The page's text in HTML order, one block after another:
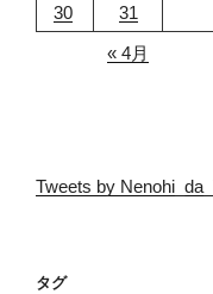
30
31
« 4月
Tweets by
タグ